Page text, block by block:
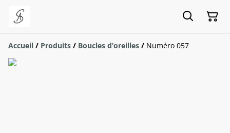
Accueil / Produits / Boucles d’oreilles / Numéro 057